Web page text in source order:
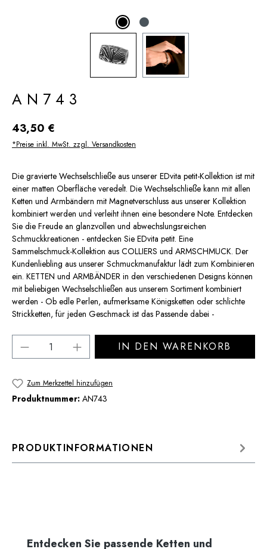
AN743
Regulärer Preis:
43,50 €
*Preise inkl. MwSt. zzgl. Versandkosten
Die gravierte Wechselschließe aus unserer EDvita petit-Kollektion ist mit
einer matten Oberfläche veredelt. Die Wechselschließe kann mit allen
Ketten und Armbändern mit Magnetverschluss aus unserer Kollektion
kombiniert werden und verleiht ihnen eine besondere Note. Entdecken
Sie die Freude an glanzvollen und abwechslungsreichen
Schmuckkreationen - entdecken Sie EDvita petit. Eine
Sammelschmuck-Kollektion aus COLLIERS und ARMSCHMUCK. Der
Kundenliebling aus unserer Schmuckmanufaktur lädt zum Kombinieren
ein. KETTEN und ARMBÄNDER in den verschiedenen Designs können
mit beliebigen Wechselschließen aus unserem Sortiment kombiniert
werden - Ob edle Perlen, aufmerksame Königsketten oder schlichte
Strickketten, für jeden Geschmack ist das Passende dabei -
Produkt Anzahl: Gib den gewünschten
IN DEN WARENKORB
Zum Merkzettel hinzufügen
Produktnummer: AN743
PRODUKTINFORMATIONEN
Produktgalerie überspringen
Entdecken Sie passende Ketten und